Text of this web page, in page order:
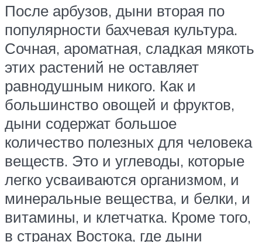
После арбузов, дыни вторая по
популярности бахчевая культура.
Сочная, ароматная, сладкая мякоть
этих растений не оставляет
равнодушным никого. Как и
большинство овощей и фруктов,
дыни содержат большое
количество полезных для человека
веществ. Это и углеводы, которые
легко усваиваются организмом, и
минеральные вещества, и белки, и
витамины, и клетчатка. Кроме того,
в странах Востока, где дыни